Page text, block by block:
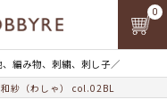
編み物、刺繍、刺し子／
0
和紗（わしゃ） col.02BL